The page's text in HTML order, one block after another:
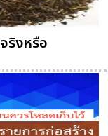
ริงหรือ